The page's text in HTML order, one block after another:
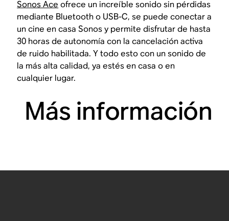
Sonos Ace ofrece un increíble sonido sin pérdidas
mediante Bluetooth o USB-C, se puede conectar a
un cine en casa Sonos y permite disfrutar de hasta
30 horas de autonomía con la cancelación activa
de ruido habilitada. Y todo esto con un sonido de
la más alta calidad, ya estés en casa o en
cualquier lugar.
Más información